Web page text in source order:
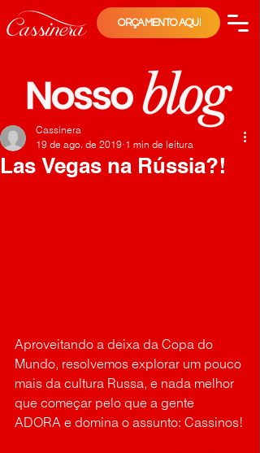
ORÇAMENTO AQUI
Las Vegas na Rússia?!
Cassinera
19 de ago. de 2019 1 min de leitura
Aproveitando a deixa da Copa do
Mundo, resolvemos explorar um pouco
mais da cultura Russa, e nada melhor
que começar pelo que a gente
ADORA e domina o assunto: Cassinos!